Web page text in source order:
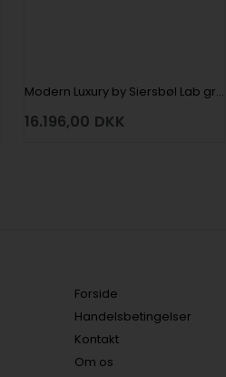
Modern Luxury by Siersbøl Lab grown diamantring med i alt 1,4 ct i 14 kt hvidguld
16.196,00 DKK
Forside
Handelsbetingelser
Kontakt
Om os